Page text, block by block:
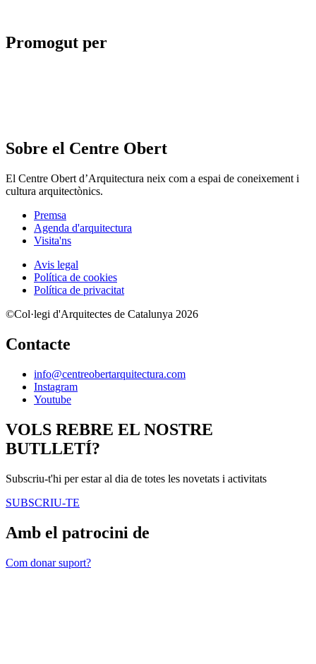
Promogut per
Sobre el Centre Obert
El Centre Obert d’Arquitectura neix com a espai de coneixement i
cultura arquitectònics.
Premsa
Agenda d'arquitectura
Visita'ns
Avis legal
Política de cookies
Política de privacitat
©Col·legi d'Arquitectes de Catalunya 2026
Contacte
info@centreobertarquitectura.com
Instagram
Youtube
VOLS REBRE EL NOSTRE
BUTLLETÍ?
Subscriu-t'hi per estar al dia de totes les novetats i activitats
SUBSCRIU-TE
Amb el patrocini de
Com donar suport?